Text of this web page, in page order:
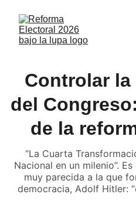
Controlar
del
de la
“La Cuarta
Nacional en un milenio”.
muy parecida a la que
democracia, Adolf Hitler: